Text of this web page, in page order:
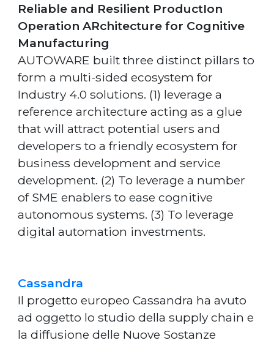
Reliable and Resilient ProductIon
Operation ARchitecture for Cognitive
Manufacturing
AUTOWARE built three distinct pillars to
form a multi-sided ecosystem for
Industry 4.0 solutions. (1) leverage a
reference architecture acting as a glue
that will attract potential users and
developers to a friendly ecosystem for
business development and service
development. (2) To leverage a number
of SME enablers to ease cognitive
autonomous systems. (3) To leverage
digital automation investments.
Cassandra
Il progetto europeo Cassandra ha avuto
ad oggetto lo studio della supply chain e
la diffusione delle Nuove Sostanze